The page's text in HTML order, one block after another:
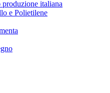
produzione italiana
e Polietilene